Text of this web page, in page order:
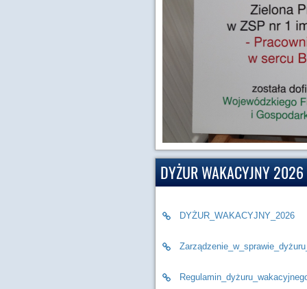
DYŻUR WAKACYJNY 2026
DYŻUR_WAKACYJNY_2026